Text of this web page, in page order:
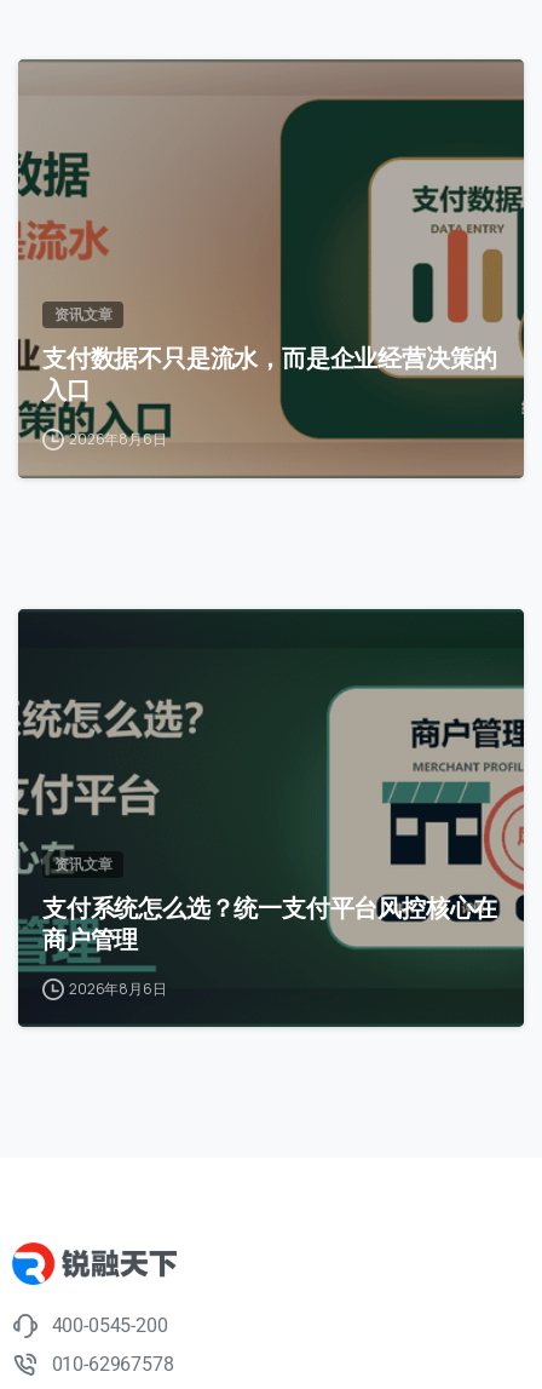
0
资讯文章
支付数据不只是流水，而是企业经营决策的
入口
2026年8月6日
资讯文章
支付系统怎么选？统一支付平台风控核心在
商户管理
2026年8月6日
400-0545-200
010-62967578